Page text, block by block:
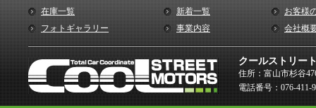
在庫一覧
新着一覧
フォトギャラリー
事業内容
お客様
会社概
クールストリー
住所：富山市杉谷
電話番号：076-